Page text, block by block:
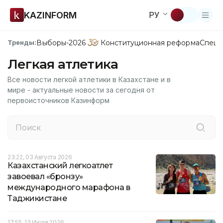
KAZINFORM РУ
Тренды:Выборы-2026 Конституционная реформа
Легкая атлетика
Все новости легкой атлетики в Казахстане и в
мире - актуальные новости за сегодня от
первоисточников Казинформ
23:22, 03 Августа 2026
Казахстанский легкоатлет
завоевал «бронзу»
международного марафона в
Таджикистане